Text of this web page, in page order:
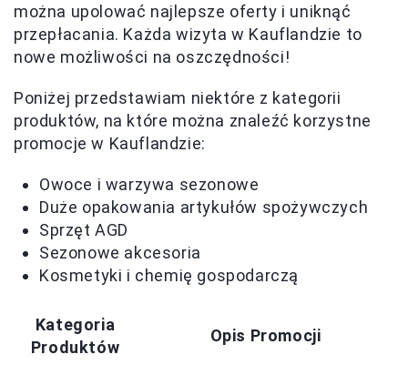
można upolować najlepsze oferty i uniknąć
przepłacania. Każda wizyta w Kauflandzie to
nowe możliwości na oszczędności!
Poniżej przedstawiam niektóre z kategorii
produktów, na które można znaleźć korzystne
promocje w Kauflandzie:
Owoce i warzywa sezonowe
Duże opakowania artykułów spożywczych
Sprzęt AGD
Sezonowe akcesoria
Kosmetyki i chemię gospodarczą
Kategoria
Produktów
Opis Promocji